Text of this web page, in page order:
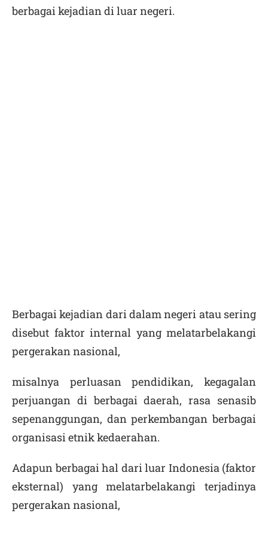
berbagai kejadian di luar negeri.
Berbagai kejadian dari dalam negeri atau sering
disebut faktor internal yang melatarbelakangi
pergerakan nasional,
misalnya perluasan pendidikan, kegagalan
perjuangan di berbagai daerah, rasa senasib
sepenanggungan, dan perkembangan berbagai
organisasi etnik kedaerahan.
Adapun berbagai hal dari luar Indonesia (faktor
eksternal) yang melatarbelakangi terjadinya
pergerakan nasional,